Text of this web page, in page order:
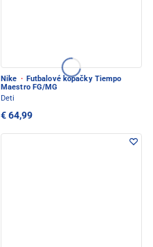
Nike · Futbalové kopačky Tiempo
Maestro FG/MG
Deti
€ 64,99